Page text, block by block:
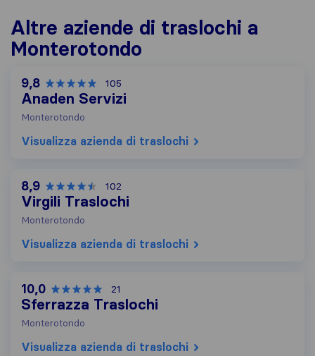
Altre aziende di traslochi a
Monterotondo
9,8 105
Anaden Servizi
Monterotondo
Visualizza azienda di traslochi
8,9 102
Virgili Traslochi
Monterotondo
Visualizza azienda di traslochi
10,0 21
Sferrazza Traslochi
Monterotondo
Visualizza azienda di traslochi